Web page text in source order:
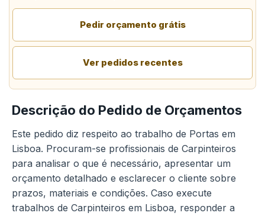
Pedir orçamento grátis
Ver pedidos recentes
Descrição do Pedido de Orçamentos
Este pedido diz respeito ao trabalho de Portas em
Lisboa. Procuram-se profissionais de Carpinteiros
para analisar o que é necessário, apresentar um
orçamento detalhado e esclarecer o cliente sobre
prazos, materiais e condições. Caso execute
trabalhos de Carpinteiros em Lisboa, responder a